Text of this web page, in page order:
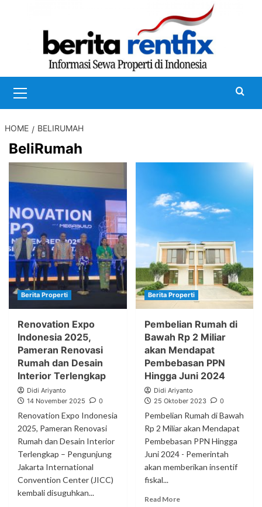
Menu
HOME BELIRUMAH
BeliRumah
Berita Properti
Renovation Expo
Indonesia 2025,
Pameran Renovasi
Rumah dan Desain
Interior Terlengkap
Didi Ariyanto
14 November 2025
0
Renovation Expo Indonesia
2025, Pameran Renovasi
Rumah dan Desain Interior
Terlengkap – Pengunjung
Jakarta International
Convention Center (JICC)
kembali disuguhkan...
Berita Properti
Pembelian Rumah di
Bawah Rp 2 Miliar
akan Mendapat
Pembebasan PPN
Hingga Juni 2024
Didi Ariyanto
25 Oktober 2023
0
Pembelian Rumah di Bawah
Rp 2 Miliar akan Mendapat
Pembebasan PPN Hingga
Juni 2024 - Pemerintah
akan memberikan insentif
fiskal...
Read More